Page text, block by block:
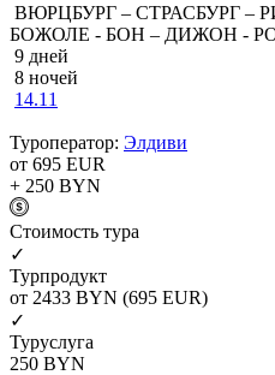
ВЮРЦБУРГ – СТРАСБУРГ –
БОЖОЛЕ - БОН – ДИЖОН -
9 дней
8 ночей
14.11
Туроператор: Элдиви
от 695 EUR
+ 250 BYN
Cтоимость тура
✓
Турпродукт
от 2433 BYN (695 EUR)
✓
Туруслуга
250 BYN